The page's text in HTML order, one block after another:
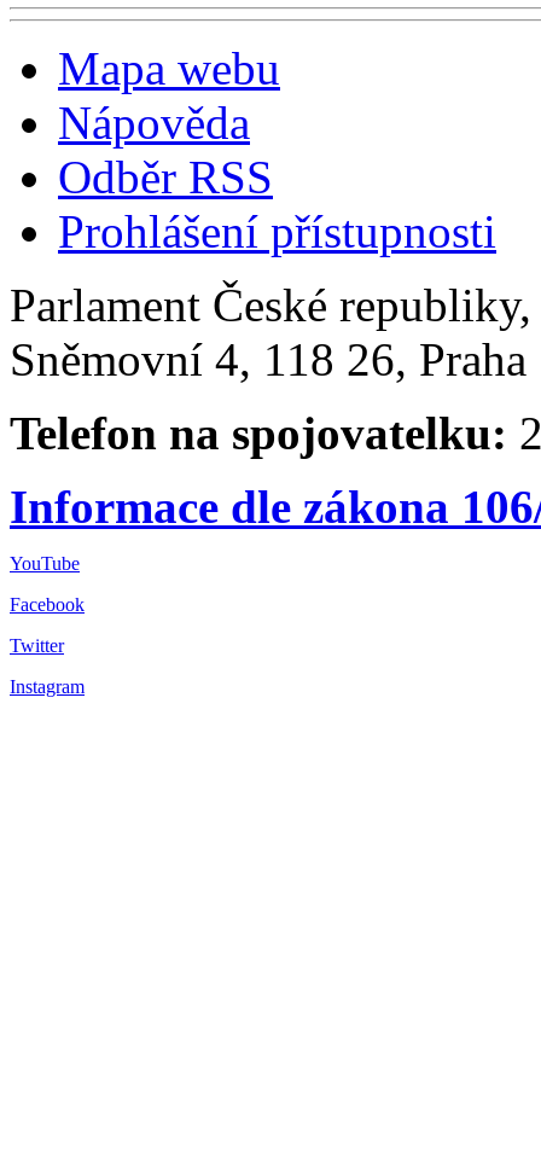
Mapa webu
Nápověda
Odběr RSS
Prohlášení přístupnosti
Parlament České
Sněmovní 4, 118 26,
Telefon na spojovatelku:
Informace dle zákona
YouTube
Facebook
Twitter
Instagram